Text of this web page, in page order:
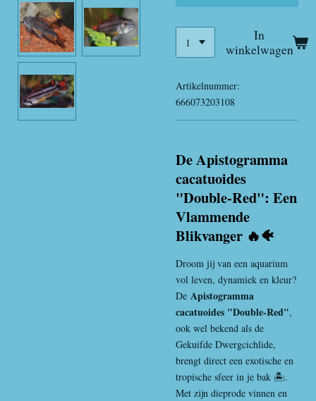
In
winkelwagen
Artikelnummer:
666073203108
De Apistogramma
cacatuoides
"Double-Red": Een
Vlammende
Blikvanger 🔥🐠
Droom jij van een aquarium
vol leven, dynamiek en kleur?
De Apistogramma
cacatuoides "Double-Red",
ook wel bekend als de
Gekuifde Dwergcichlide,
brengt direct een exotische en
tropische sfeer in je bak 🏝️.
Met zijn dieprode vinnen en